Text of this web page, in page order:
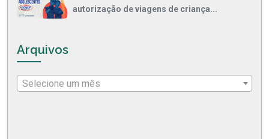
autorização de viagens de criança...
Arquivos
Selecione um mês